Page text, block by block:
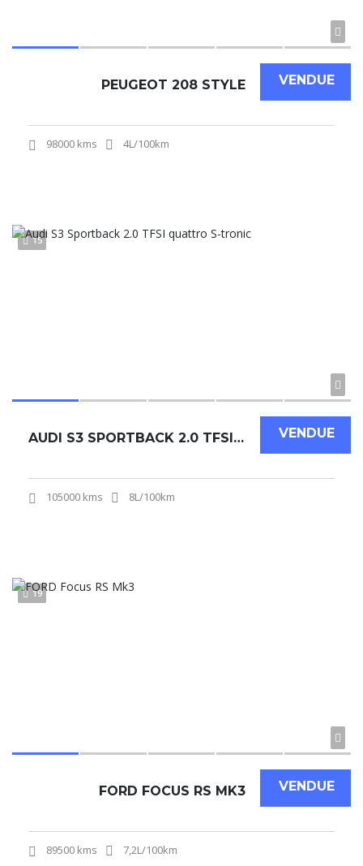
VENDUE
PEUGEOT 208 STYLE
98000 kms 4L/100km
15
VENDUE
AUDI S3 SPORTBACK 2.0 TFSI QUATTRO S-TRONIC
105000 kms 8L/100km
19
VENDUE
FORD FOCUS RS MK3
89500 kms 7,2L/100km